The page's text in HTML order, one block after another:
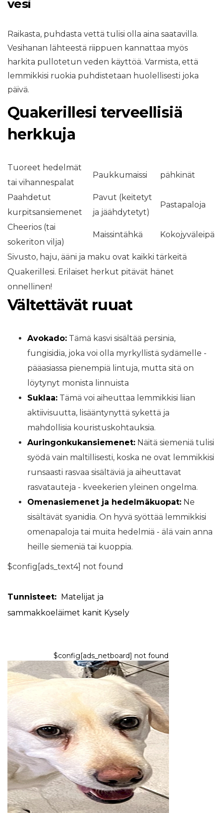
vesi
Raikasta, puhdasta vettä tulisi olla aina saatavilla.
Vesihanan lähteestä riippuen kannattaa myös
harkita pullotetun veden käyttöä. Varmista, että
lemmikkisi ruokia puhdistetaan huolellisesti joka
päivä.
Quakerillesi terveellisiä
herkkuja
Tuoreet hedelmät
tai vihannespalat
Paukkumaissi pähkinät
Paahdetut
kurpitsansiemenet
Pavut (keitetyt
ja jäähdytetyt)
Pastapaloja
Cheerios (tai
sokeriton vilja)
Maissintähkä Kokojyväleipä
Sivusto, haju, ääni ja maku ovat kaikki tärkeitä
Quakerillesi. Erilaiset herkut pitävät hänet
onnellinen!
Vältettävät ruuat
Avokado: Tämä kasvi sisältää persinia,
fungisidia, joka voi olla myrkyllistä sydämelle -
pääasiassa pienempiä lintuja, mutta sitä on
löytynyt monista linnuista
Suklaa: Tämä voi aiheuttaa lemmikkisi liian
aktiivisuutta, lisääntynyttä sykettä ja
mahdollisia kouristuskohtauksia.
Auringonkukansiemenet: Näitä siemeniä tulisi
syödä vain maltillisesti, koska ne ovat lemmikkisi
runsaasti rasvaa sisältäviä ja aiheuttavat
rasvatauteja - kveekerien yleinen ongelma.
Omenasiemenet ja hedelmäkuopat: Ne
sisältävät syanidia. On hyvä syöttää lemmikkisi
omenapaloja tai muita hedelmiä - älä vain anna
heille siemeniä tai kuoppia.
$config[ads_text4] not found
Tunnisteet: Matelijat ja
sammakkoeläimet kanit Kysely
$config[ads_netboard] not found
KYSELY
Voiko korvatulehdus tai hiiva
aiheuttaa kyyneltahroja koirilla?
7,2026